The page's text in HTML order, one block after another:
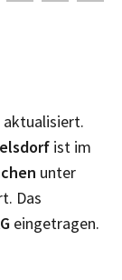
aktualisiert.
ist im
unter
Das
eingetragen.